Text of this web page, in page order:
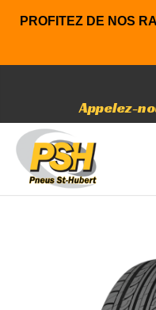
PROFITEZ DE NOS
Appelez-